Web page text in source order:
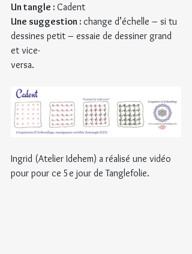
Un tangle : Cadent
Une suggestion : change d’échelle – si tu
dessines petit – essaie de dessiner grand
et vice-
versa.
Ingrid (Atelier Idehem) a réalisé une vidéo
pour pour ce 5e jour de Tanglefolie.